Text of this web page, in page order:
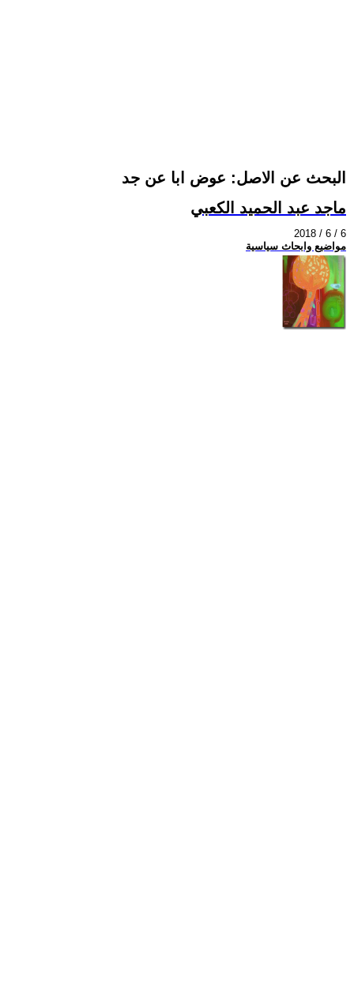
البحث عن الاصل: عوض ابا عن جد
ماجد عبد الحميد الكعبي
2018 / 6 / 6
مواضيع وابحاث سياسية